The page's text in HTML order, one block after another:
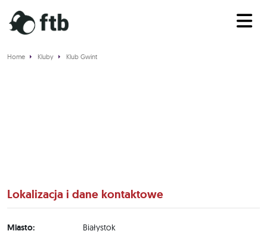
Home Kluby Klub Gwint
Lokalizacja i dane kontaktowe
Miasto: Białystok